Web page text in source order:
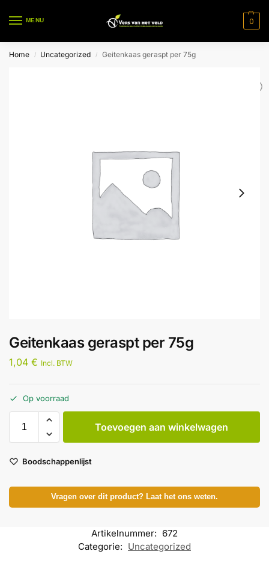
MENU 0
Home / Uncategorized / Geitenkaas geraspt per 75g
Geitenkaas geraspt per 75g
1,04 € Incl. BTW
Op voorraad
Toevoegen aan winkelwagen
Boodschappenlijst
Vragen over dit product? Laat het ons weten.
Artikelnummer: 672
Categorie: Uncategorized